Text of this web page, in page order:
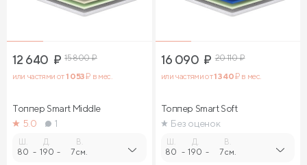
12 640 ₽ 15 800₽
или частями от1 053₽ в мес.
Топпер Smart Middle
5.0
1
80 -
Д.
190 -
В.
7 см.
16 090 ₽ 20 110₽
или частями от1 340₽ в мес.
Топпер Smart Soft
Без оценок
80 -
Д.
190 -
В.
7 см.